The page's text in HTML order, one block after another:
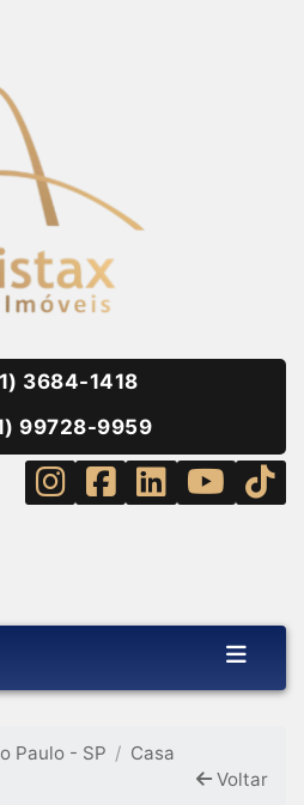
3684-1418
99728-9959
Paulo - SP
Casa
Voltar